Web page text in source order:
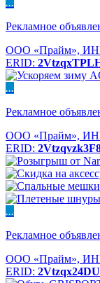
...
Рекламное
ООО «Прайм»,
ERID:
...
Рекламное
ООО «Прайм»,
ERID:
...
Рекламное
ООО «Прайм»,
ERID: